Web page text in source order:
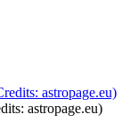
astropage.eu)